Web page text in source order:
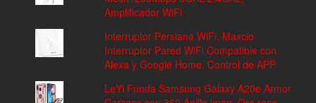
Amplificador WiFi
Interruptor Persiana WiFi, Maxcio
Interruptor Pared WiFi Compatible con
Alexa y Google Home, Control de APP
LeYi Funda Samsung Galaxy A20e Armor